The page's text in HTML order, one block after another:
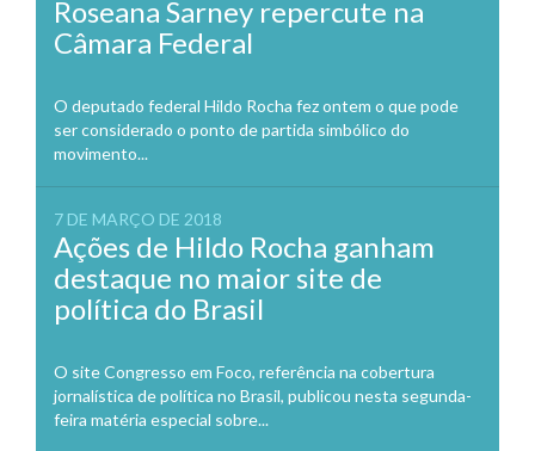
Roseana Sarney repercute na
Câmara Federal
O deputado federal Hildo Rocha fez ontem o que pode
ser considerado o ponto de partida simbólico do
movimento...
7 DE MARÇO DE 2018
Ações de Hildo Rocha ganham
destaque no maior site de
política do Brasil
O site Congresso em Foco, referência na cobertura
jornalística de política no Brasil, publicou nesta segunda-
feira matéria especial sobre...